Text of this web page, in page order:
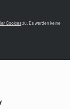
Cookieszu. Es werden keine